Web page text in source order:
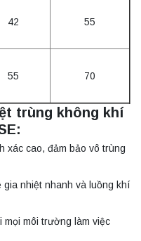
42 55
55 70
trùng không khí
xác cao, đảm bảo vô trùng
gia nhiệt nhanh và luồng khí
mọi môi trường làm việc